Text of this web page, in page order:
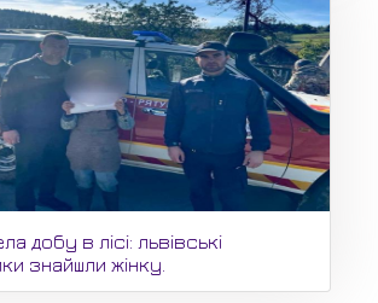
добу в лісі: львівські
знайшли жінку.